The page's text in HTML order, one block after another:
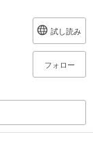
試し読み
フォロー